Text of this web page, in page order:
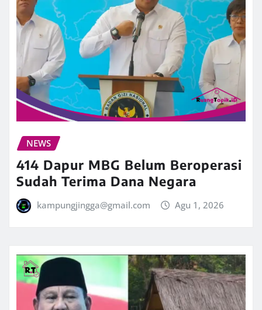
NEWS
414 Dapur MBG Belum Beroperasi
Sudah Terima Dana Negara
kampungjingga@gmail.com Agu 1, 2026